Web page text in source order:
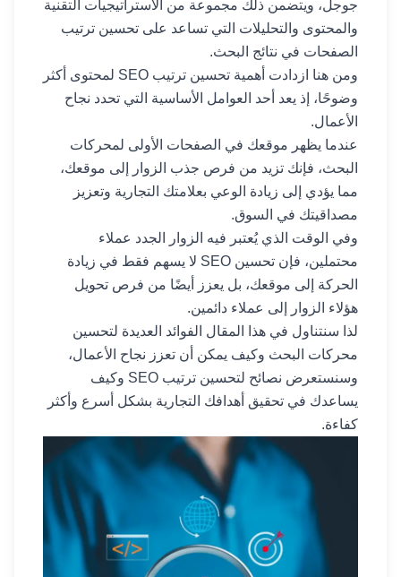
جوجل، ويتضمن ذلك مجموعة من الاستراتيجيات التقنية
والمحتوى والتحليلات التي تساعد على تحسين ترتيب
الصفحات في نتائج البحث.
ومن هنا ازدادت أهمية تحسين ترتيب SEO لمحتوى أكثر
وضوحًا، إذ يعد أحد العوامل الأساسية التي تحدد نجاح
الأعمال.
عندما يظهر موقعك في الصفحات الأولى لمحركات
البحث، فإنك تزيد من فرص جذب الزوار إلى موقعك،
مما يؤدي إلى زيادة الوعي بعلامتك التجارية وتعزيز
مصداقيتك في السوق.
وفي الوقت الذي يُعتبر فيه الزوار الجدد عملاء
محتملين، فإن تحسين SEO لا يسهم فقط في زيادة
الحركة إلى موقعك، بل يعزز أيضًا من فرص تحويل
هؤلاء الزوار إلى عملاء دائمين.
لذا سنتناول في هذا المقال الفوائد العديدة لتحسين
محركات البحث وكيف يمكن أن تعزز نجاح الأعمال،
وسنستعرض نصائح لتحسين ترتيب SEO وكيف
يساعدك في تحقيق أهدافك التجارية بشكل أسرع وأكثر
كفاءة.